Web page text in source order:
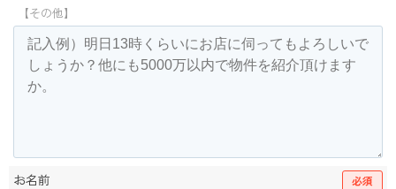
【その他】
お名前 必須